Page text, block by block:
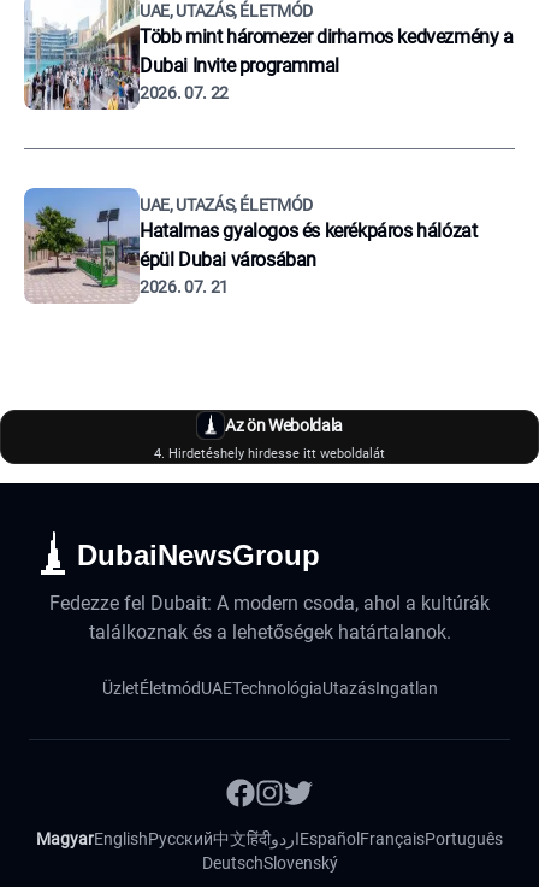
UAE, UTAZÁS, ÉLETMÓD
Több mint háromezer dirhamos kedvezmény a
Dubai Invite programmal
2026. 07. 22
UAE, UTAZÁS, ÉLETMÓD
Hatalmas gyalogos és kerékpáros hálózat
épül Dubai városában
2026. 07. 21
Az ön Weboldala
4. Hirdetéshely hirdesse itt weboldalát
DubaiNewsGroup
Fedezze fel Dubait: A modern csoda, ahol a kultúrák
találkoznak és a lehetőségek határtalanok.
ÜzletÉletmódUAETechnológiaUtazásIngatlan
MagyarEnglishРусский中文हिंदीاردوEspañol FrançaisPortuguês
DeutschSlovenský